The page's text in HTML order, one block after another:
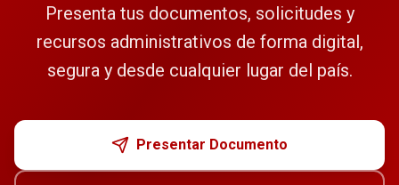
Presenta tus documentos, solicitudes y
recursos administrativos de forma digital,
segura y desde cualquier lugar del país.
Presentar Documento